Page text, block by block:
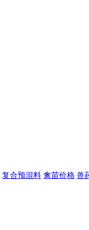
复合预混料 禽苗价格 兽